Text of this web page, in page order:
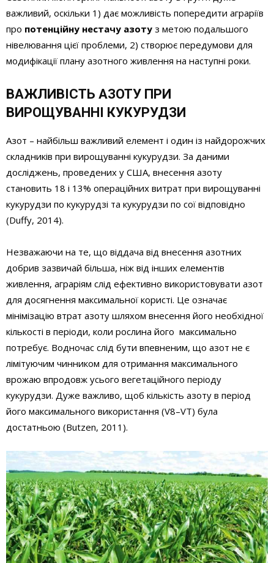
важливий, оскільки 1) дає можливість попередити аграріїв
про потенційну нестачу азоту з метою подальшого
нівелювання цієї проблеми, 2) створює передумови для
модифікації плану азотного живлення на наступні роки.
ВАЖЛИВІСТЬ АЗОТУ ПРИ
ВИРОЩУВАННІ КУКУРУДЗИ
Азот – найбільш важливий елемент і один із найдорожчих
складників при вирощуванні кукурудзи. За даними
досліджень, проведених у США, внесення азоту
становить 18 і 13% операційних витрат при вирощуванні
кукурудзи по кукурудзі та кукурудзи по сої відповідно
(Duffy, 2014).
Незважаючи на те, що віддача від внесення азотних
добрив зазвичай більша, ніж від інших елементів
живлення, аграріям слід ефективно використовувати азот
для досягнення максимальної користі. Це означає
мінімізацію втрат азоту шляхом внесення його необхідної
кількості в періоди, коли рослина його максимально
потребує. Водночас слід бути впевненим, що азот не є
лімітуючим чинником для отримання максимального
врожаю впродовж усього вегетаційного періоду
кукурудзи. Дуже важливо, щоб кількість азоту в період
його максимального використання (V8–VT) була
достатньою (Butzen, 2011).